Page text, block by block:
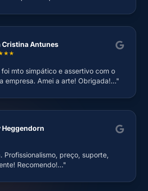
Cristina Antunes
mto simpático e assertivo com o
empresa. Amei a arte! Obrigada!..."
Heggendorn
Profissionalismo, preço, suporte,
Recomendo!..."